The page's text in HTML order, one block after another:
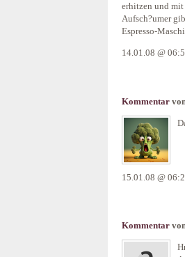
erhitzen und
Aufsch?umer
Espresso-
14.01.08 @
Kommentar
15.01.08 @
Kommentar